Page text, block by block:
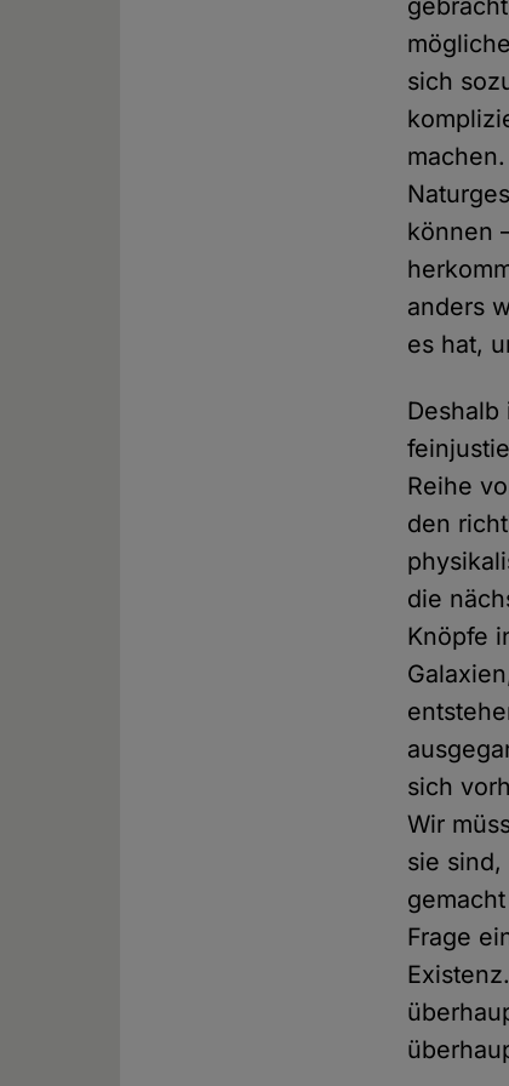
sich
können
anders
es hat,
Deshalb
Reihe
den
die
Knöpfe
sich
Wir
sie
Frage